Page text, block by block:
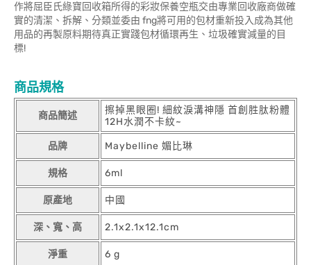
作將屈臣氏綠寶回收箱所得的彩妝保養空瓶交由專業回收廠商做確
實的清潔、拆解、分類並委由 fng將可用的包材重新投入成為其他
用品的再製原料期待真正實踐包材循環再生、垃圾確實減量的目
標!
商品規格
商品簡述
擦掉黑眼圈! 細紋淚溝神隱 首創胜肽粉體
12H水潤不卡紋~
品牌 Maybelline 媚比琳
規格 6ml
原產地 中國
深、寬、高 2.1x2.1x12.1cm
淨重 6 g